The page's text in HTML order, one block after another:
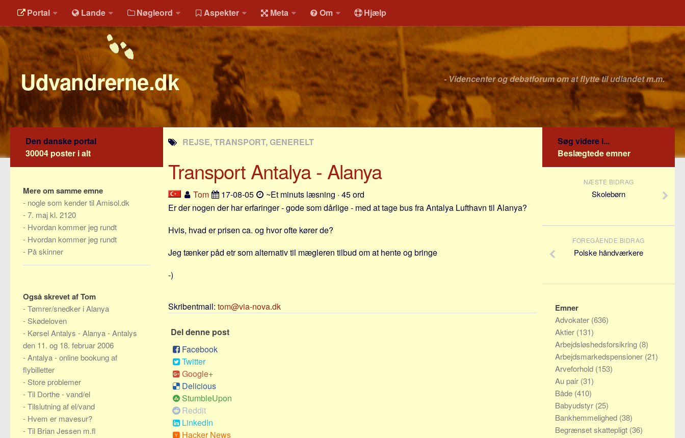
Portal Lande Nøgleord Aspekter Meta Om Hjælp
Udvandrerne.dk - Videncenter og debatforum om at flytte til udlandet m.m.
REJSE, TRANSPORT, GENERELT
Transport Antalya - Alanya
Tom 17-08-05
~Et minuts læsning · 45 ord
Er der nogen der har erfaringer - gode som dårlige - med at tage bus fra Antalya Lufthavn til Alanya?
Hvis, hvad er prisen ca. og hvor ofte kører de?
Jeg tænker påd etr som alternativ til mægleren tilbud om at hente og bringe
-)
Skribentmail: tom@via-nova.dk
Del denne post
Facebook
Twitter
Google+
Delicious
StumbleUpon
Reddit
LinkedIn
Hacker News
Den danske portal
30004 poster i alt
Mere om samme emne
- nogle som kender til Amisol.dk
-7. maj kl. 2120
- Hvordan kommer jeg rundt
- Hvordan kommer jeg rundt
- På skinner
Også skrevet af Tom
-Tømrer/snedker i Alanya
- Skødeloven
- Kørsel Antalys - Alanya - Antalys
den 11. og 18. februar 2006
-Antalya - online bookung af
flybilletter
- Store problemer
-Til Dorthe - vand/el
-Tilslutning af el/vand
- Hvem er mavesur?
-Til Brian Jessen m.fl
Søg videre i...
Beslægtede emner
NÆSTE BIDRAG
Skolebørn
FOREGÅENDE BIDRAG
Polske håndværkere
Emner
Advokater (636)
Aktier (131)
Arbejdsløshedsforsikring (8)
Arbejdsmarkedspensioner (21)
Arveforhold (153)
Au pair (31)
Både (410)
Babyudstyr (25)
Bankhemmelighed (38)
Begrænset skattepligt (36)